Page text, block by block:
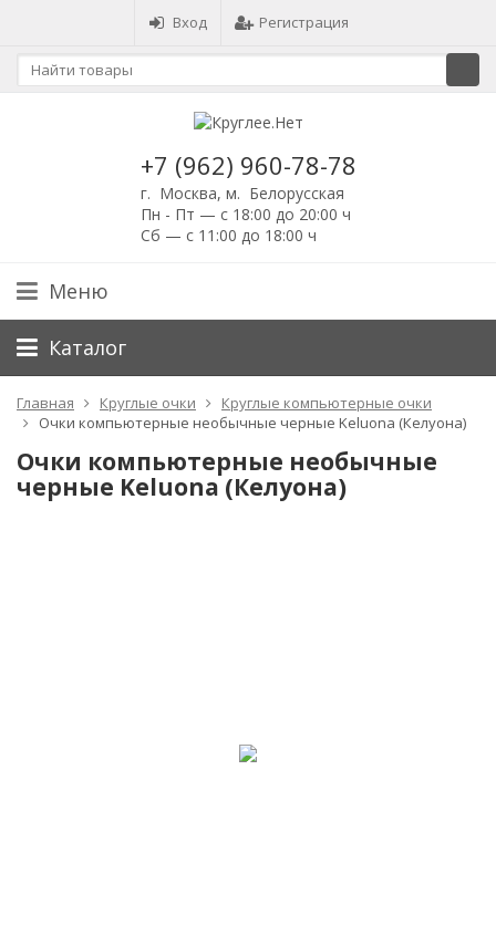
Вход Регистрация
+7 (962) 960-78-78
г. Москва, м. Белорусская
Пн - Пт — с 18:00 до 20:00 ч
Сб — с 11:00 до 18:00 ч
Меню
Каталог
Главная Круглые очки
Круглые компьютерные очки
Очки компьютерные необычные черные Keluona (Келуона)
Очки компьютерные необычные
черные Keluona (Келуона)